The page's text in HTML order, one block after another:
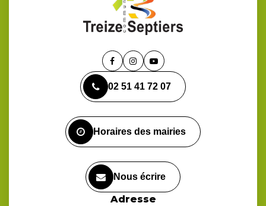
Lien
le
compte
Lien
le
compte
Lien
la
chaîne
02 51 41 72 07
Horaires des mairies
Nous écrire
Adresse